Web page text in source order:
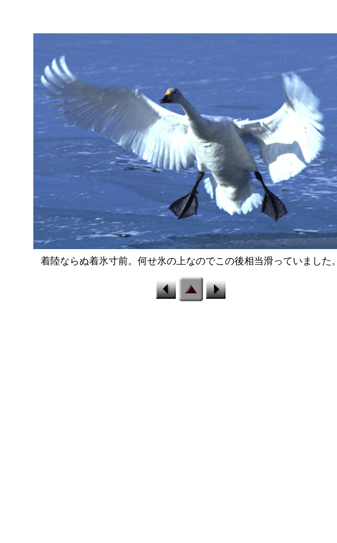
着陸ならぬ着氷寸前。何せ氷の上なのでこの後相当滑っていました。